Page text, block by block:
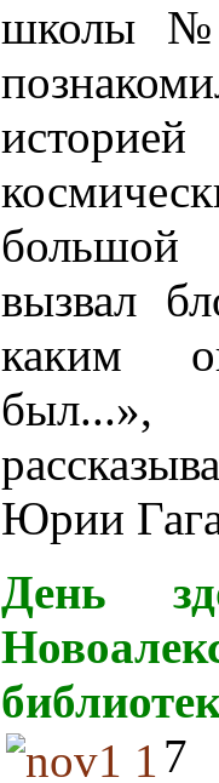
школы
историей
вызвал
каким
был...»,
Юрии
День
7